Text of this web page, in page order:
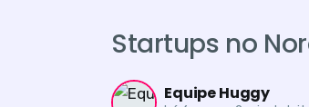
Startups no
Equipe Huggy